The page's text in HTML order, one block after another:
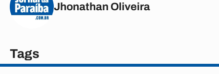
Jhonathan Oliveira
Tags